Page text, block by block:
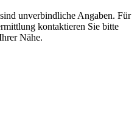
unverbindliche Angaben. Für
kontaktieren Sie bitte
Nähe.